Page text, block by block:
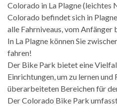
Colorado in La Plagne (leichtes
Colorado befindet sich in
alle Fahrniveaus, vom
In La Plagne können Sie
fahren!
Der Bike Park bietet eine
Einrichtungen, um zu lernen
überarbeiteten Bereichen für
Der Colorado Bike Park